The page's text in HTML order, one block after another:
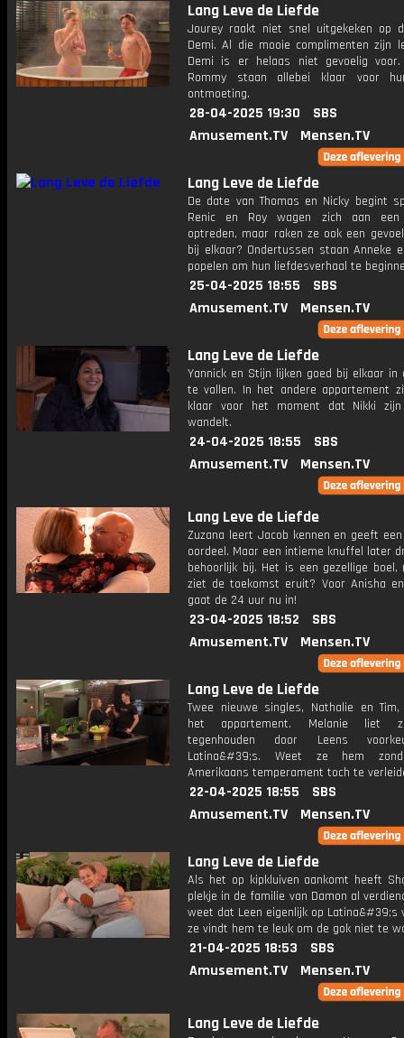
Lang Leve de Liefde
Jourey raakt niet snel uitgekeken op
Demi. Al die mooie complimenten zijn
Demi is er helaas niet gevoelig
Rommy staan allebei klaar voor
ontmoeting.
28-04-2025 19:30
SBS
Amusement.TV
Mensen.TV
Lang Leve de Liefde
De date van Thomas en Nicky begint
Renic en Roy wagen zich aan een
optreden, maar raken ze ook een
bij elkaar? Ondertussen staan Anneke
popelen om hun liefdesverhaal te
25-04-2025 18:55
SBS
Amusement.TV
Mensen.TV
Lang Leve de Liefde
Yannick en Stijn lijken goed bij elkaar in
te vallen. In het andere appartement
klaar voor het moment dat Nikki
wandelt.
24-04-2025 18:55
SBS
Amusement.TV
Mensen.TV
Lang Leve de Liefde
Zuzana leert Jacob kennen en geeft
oordeel. Maar een intieme knuffel later
behoorlijk bij. Het is een gezellige boel,
ziet de toekomst eruit? Voor Anisha
gaat de 24 uur nu in!
23-04-2025 18:52
SBS
Amusement.TV
Mensen.TV
Lang Leve de Liefde
Twee nieuwe singles, Nathalie en
het appartement. Melanie liet
tegenhouden door Leens
Latina&#39;s. Weet ze hem
Amerikaans temperament toch te
22-04-2025 18:55
SBS
Amusement.TV
Mensen.TV
Lang Leve de Liefde
Als het op kipkluiven aankomt heeft
plekje in de familie van Damon al
weet dat Leen eigenlijk op Latina&#39;s
ze vindt hem te leuk om de gok niet te
21-04-2025 18:53
SBS
Amusement.TV
Mensen.TV
Lang Leve de Liefde